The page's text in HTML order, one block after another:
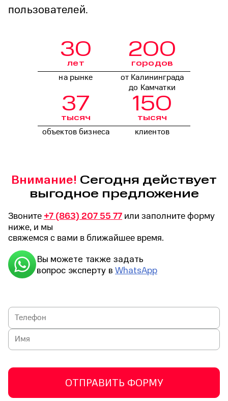
пользователей.
30
лет
на рынке
200
городов
от Калининграда
до Камчатки
37
тысяч
объектов бизнеса
150
тысяч
клиентов
Внимание! Сегодня действует
выгодное предложение
Звоните +7 (863) 207 55 77 или заполните форму
ниже, и мы
свяжемся с вами в ближайшее время.
Вы можете также задать
вопрос эксперту в WhatsApp
ОТПРАВИТЬ ФОРМУ